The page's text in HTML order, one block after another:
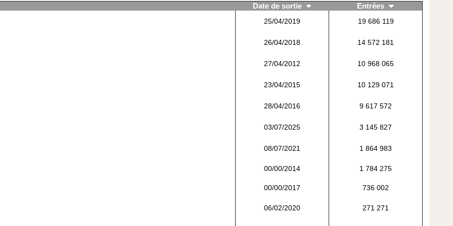
Date de sortie
Entrées
25/04/2019
19 686 119
26/04/2018 14 572 181
27/04/2012 10 968 065
23/04/2015 10 129 071
28/04/2016 9 617 572
03/07/2025 3 145 827
08/07/2021 1 864 983
00/00/2014 1 784 275
00/00/2017 736 002
06/02/2020 271 271